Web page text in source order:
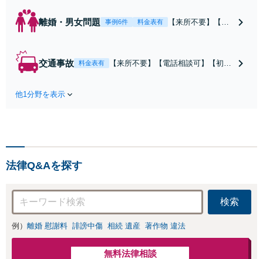
離婚・男女問題 事例6件 料金表有
【来所不要】【電
争点を整理し、見
交通事故 料金表有
【来所不要】【電話相談可】【初回
他1分野を表示
法律Q&Aを探す
検索
例） 離婚 慰謝料 誹謗中傷 相続 遺産 著作物 違法
無料法律相談